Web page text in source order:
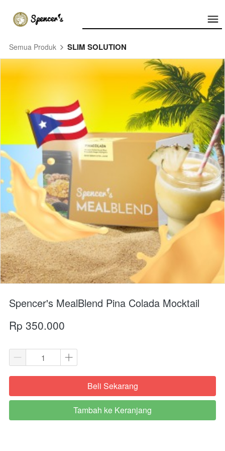
Semua Produk SLIM SOLUTION
Spencer's MealBlend Pina Colada Mocktail
Rp 350.000
`Beli Sekarang
`
Tambah ke Keranjang